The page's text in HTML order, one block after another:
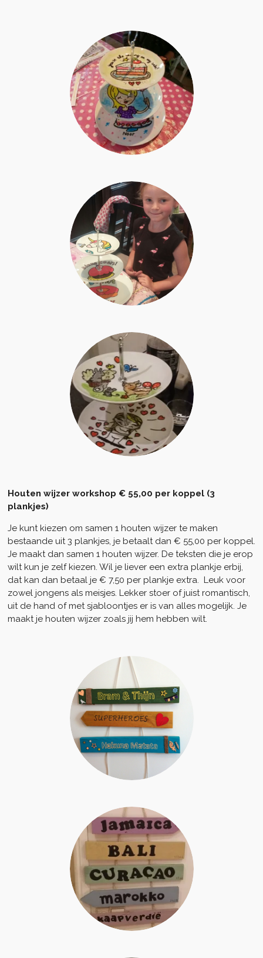
Houten wijzer workshop € 55,00 per koppel (3
plankjes)
Je kunt kiezen om samen 1 houten wijzer te maken
bestaande uit 3 plankjes, je betaalt dan € 55,00 per koppel.
Je maakt dan samen 1 houten wijzer. De teksten die je erop
wilt kun je zelf kiezen. Wil je liever een extra plankje erbij,
dat kan dan betaal je € 7,50 per plankje extra. Leuk voor
zowel jongens als meisjes. Lekker stoer of juist romantisch,
uit de hand of met sjabloontjes er is van alles mogelijk. Je
maakt je houten wijzer zoals jij hem hebben wilt.